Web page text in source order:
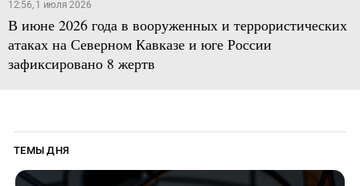
12:56, 1 июля 2026
В июне 2026 года в вооруженных и террористических
атаках на Северном Кавказе и юге России
зафиксировано 8 жертв
ТЕМЫ ДНЯ